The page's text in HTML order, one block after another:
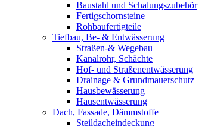
Baustahl und Schalungszubehör
Fertigschornsteine
Rohbaufertigteile
Tiefbau, Be- & Entwässerung
Straßen-& Wegebau
Kanalrohr, Schächte
Hof- und Straßenentwässerung
Drainage & Grundmauerschutz
Hausbewässerung
Hausentwässerung
Dach, Fassade, Dämmstoffe
Steildacheindeckung